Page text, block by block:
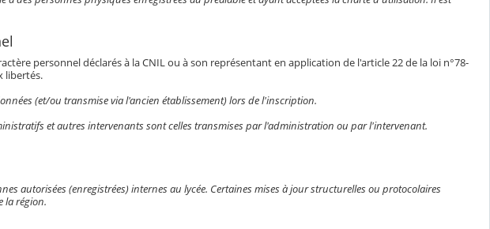
personnel déclarés à la CNIL ou à son représentant en application de l'article 22 de la loi n°78-
libertés.
(et/ou transmise via l'ancien établissement) lors de l'inscription.
et autres intervenants sont celles transmises par l'administration ou par l'intervenant.
autorisées (enregistrées) internes au lycée. Certaines mises à jour structurelles ou protocolaires
la région.